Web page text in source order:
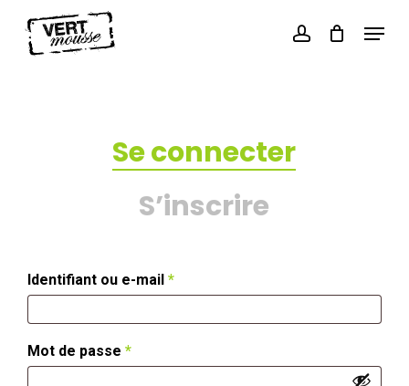
main
account
Menu
Cart Close
Se connecter
S’inscrire
Identifiant ou e-mail *Obligatoire
Mot de passe *Obligatoire